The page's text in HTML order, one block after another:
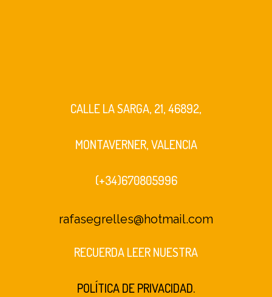
CALLE LA SARGA, 21, 46892,
MONTAVERNER, VALENCIA
(+34)670805996
rafasegrelles@hotmail.com
RECUERDA LEER NUESTRA
POLÍTICA DE PRIVACIDAD.